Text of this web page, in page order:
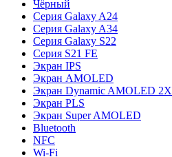
Чёрный
Серия Galaxy A24
Серия Galaxy A34
Серия Galaxy S22
Серия S21 FE
Экран IPS
Экран AMOLED
Экран Dynamic AMOLED 2X
Экран PLS
Экран Super AMOLED
Bluetooth
NFC
Wi-Fi